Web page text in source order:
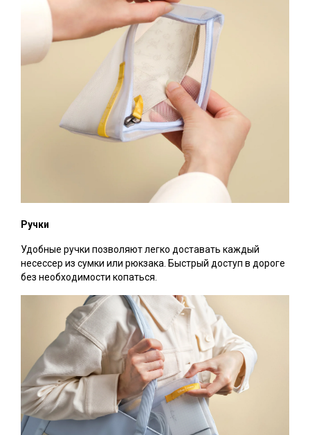
Ручки
Удобные ручки позволяют легко доставать каждый
несессер из сумки или рюкзака. Быстрый доступ в дороге
без необходимости копаться.